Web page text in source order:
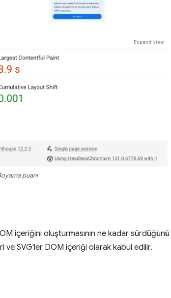
puanı
içeriğini oluşturmasının ne kadar sürdüğünü
ve SVG'ler DOM içeriği olarak kabul edilir.